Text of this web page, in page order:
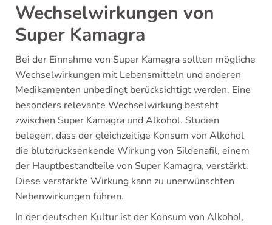
Wechselwirkungen von
Super Kamagra
Bei der Einnahme von Super Kamagra sollten mögliche
Wechselwirkungen mit Lebensmitteln und anderen
Medikamenten unbedingt berücksichtigt werden. Eine
besonders relevante Wechselwirkung besteht
zwischen Super Kamagra und Alkohol. Studien
belegen, dass der gleichzeitige Konsum von Alkohol
die blutdrucksenkende Wirkung von Sildenafil, einem
der Hauptbestandteile von Super Kamagra, verstärkt.
Diese verstärkte Wirkung kann zu unerwünschten
Nebenwirkungen führen.
In der deutschen Kultur ist der Konsum von Alkohol,